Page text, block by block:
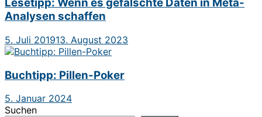
Lesetipp: Wenn es gefälschte Daten in Meta-
Analysen schaffen
5. Juli 201913. August 2023
Buchtipp: Pillen-Poker
5. Januar 2024
Suchen